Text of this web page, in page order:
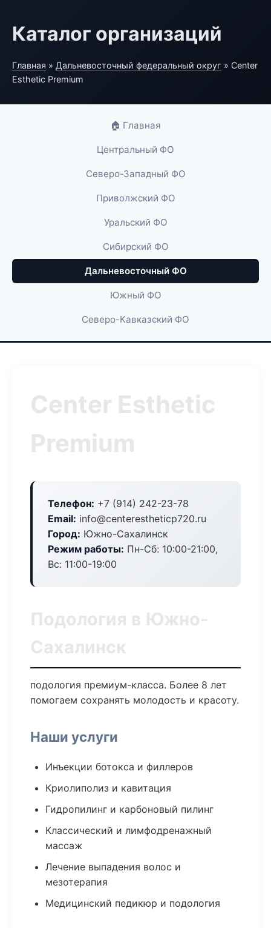
Каталог организаций
Главная » Дальневосточный федеральный округ » Center
Esthetic Premium
🏠 Главная
Центральный ФО
Северо-Западный ФО
Приволжский ФО
Уральский ФО
Сибирский ФО
Дальневосточный ФО
Южный ФО
Северо-Кавказский ФО
Center Esthetic
Premium
Телефон: +7 (914) 242-23-78
Email: info@centerestheticp720.ru
Город: Южно-Сахалинск
Режим работы: Пн-Сб: 10:00-21:00,
Вс: 11:00-19:00
Подология в Южно-
Сахалинск
подология премиум-класса. Более 8 лет
помогаем сохранять молодость и красоту.
Наши услуги
Инъекции ботокса и филлеров
Криолиполиз и кавитация
Гидропилинг и карбоновый пилинг
Классический и лимфодренажный
массаж
Лечение выпадения волос и
мезотерапия
Медицинский педикюр и подология